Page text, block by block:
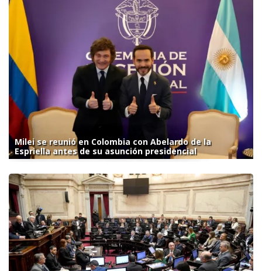
Milei se reunió en Colombia con Abelardo de la
Espriella antes de su asunción presidencial